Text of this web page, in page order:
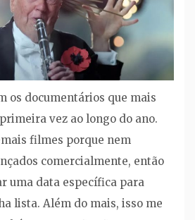
os documentários que mais
vez ao longo do ano.
filmes porque nem
comercialmente, então
uma data específica para
lista. Além do mais, isso me